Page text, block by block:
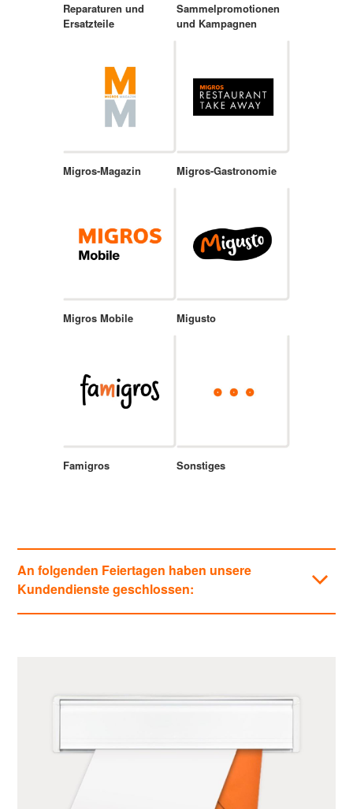
Reparaturen und
Ersatzteile
Sammelpromotionen
und Kampagnen
Migros-Magazin Migros-Gastronomie
Migros Mobile Migusto
Famigros Sonstiges
An folgenden Feiertagen haben unsere
Kundendienste geschlossen: